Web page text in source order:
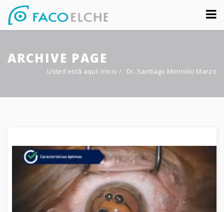
Sobre nosotros
Congreso
Contacto
ARCHIVE PAGE
Usted está aquí: Inicio / Dr. Santiago Montolio Marzo